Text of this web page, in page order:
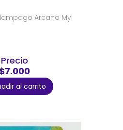
Arcano Myl
Precio
$7.000
al carrito